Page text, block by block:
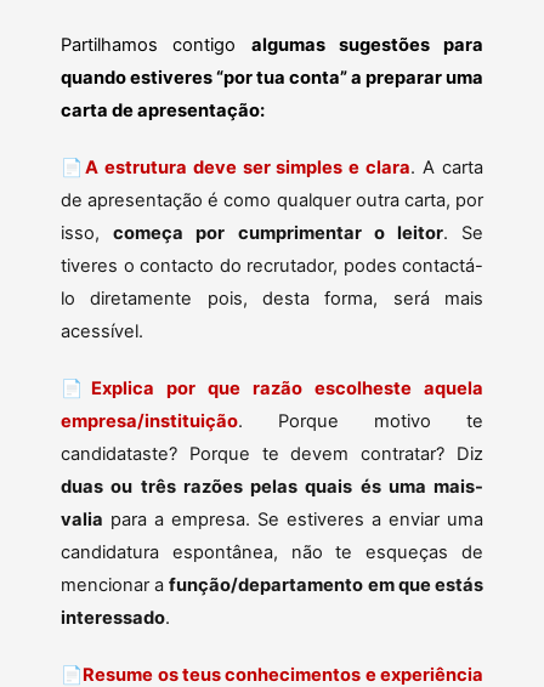
Partilhamos contigo algumas sugestões para
quando estiveres “por tua conta” a preparar uma
carta de apresentação:
📄 A estrutura deve ser simples e clara. A carta
de apresentação é como qualquer outra carta, por
isso,começa por cumprimentar o leitor. Se
tiveres o contacto do recrutador, podes contactá-
lo diretamente pois, desta forma, será mais
acessível.
📄 Explica por que razão escolheste aquela
empresa/instituição. Porque motivo te
candidataste? Porque te devem contratar? Diz
duas ou três razões pelas quais és uma mais-
valia para a empresa. Se estiveres a enviar uma
candidatura espontânea, não te esqueças de
mencionar afunção/departamento em que estás
interessado.
📄Resume os teus conhecimentos e experiência